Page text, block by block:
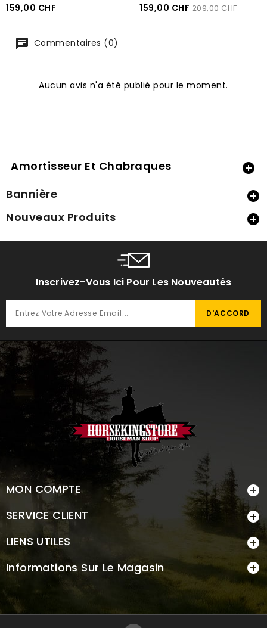
Prix
159,00 CHF Prix
159,00 CHF Prix
209,00 CHF
Commentaires (0)
Aucun avis n'a été publié pour le moment.
Amortisseur Et Chabraques 
Bannière 
Nouveaux Produits 
Inscrivez-Vous Ici Pour Les Nouveautés
MON COMPTE 
SERVICE CLIENT 
LIENS UTILES 
Informations Sur Le Magasin 